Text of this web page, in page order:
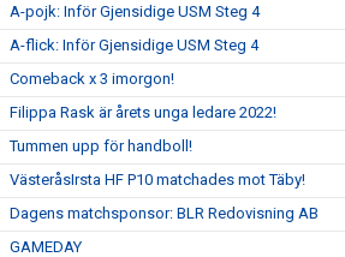
A-pojk: Inför Gjensidige USM Steg 4
A-flick: Inför Gjensidige USM Steg 4
Comeback x 3 imorgon!
Filippa Rask är årets unga ledare 2022!
Tummen upp för handboll!
VästeråsIrsta HF P10 matchades mot Täby!
Dagens matchsponsor: BLR Redovisning AB
GAMEDAY